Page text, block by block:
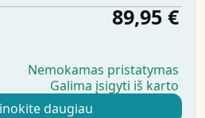
89,95 €
Nemokamas pristatymas
Galima įsigyti iš karto
daugiau